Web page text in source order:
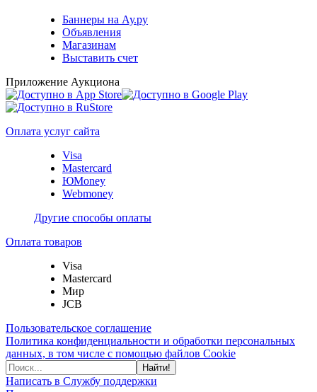
Баннеры на Ау.ру
Объявления
Магазинам
Выставить счет
Приложение Аукциона
Оплата услуг сайта
Visa
Mastercard
ЮMoney
Webmoney
Другие способы оплаты
Оплата товаров
Visa
Mastercard
Мир
JCB
Пользовательское соглашение
Политика конфиденциальности и обработки персональных
данных, в том числе с помощью файлов Cookie
Найти!
Написать в Службу поддержки